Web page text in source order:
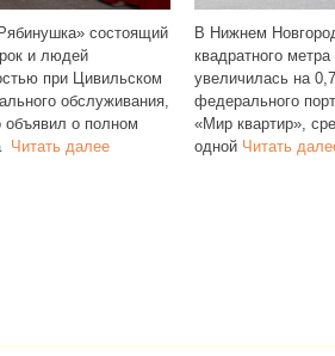
В Нижнем Новгороде стоимость
квадратного метра в новостройках
увеличилась на 0,7%. По данным
федерального портала
«Мир квартир», средняя цена
однойЧитать далее
в
РИА
семей